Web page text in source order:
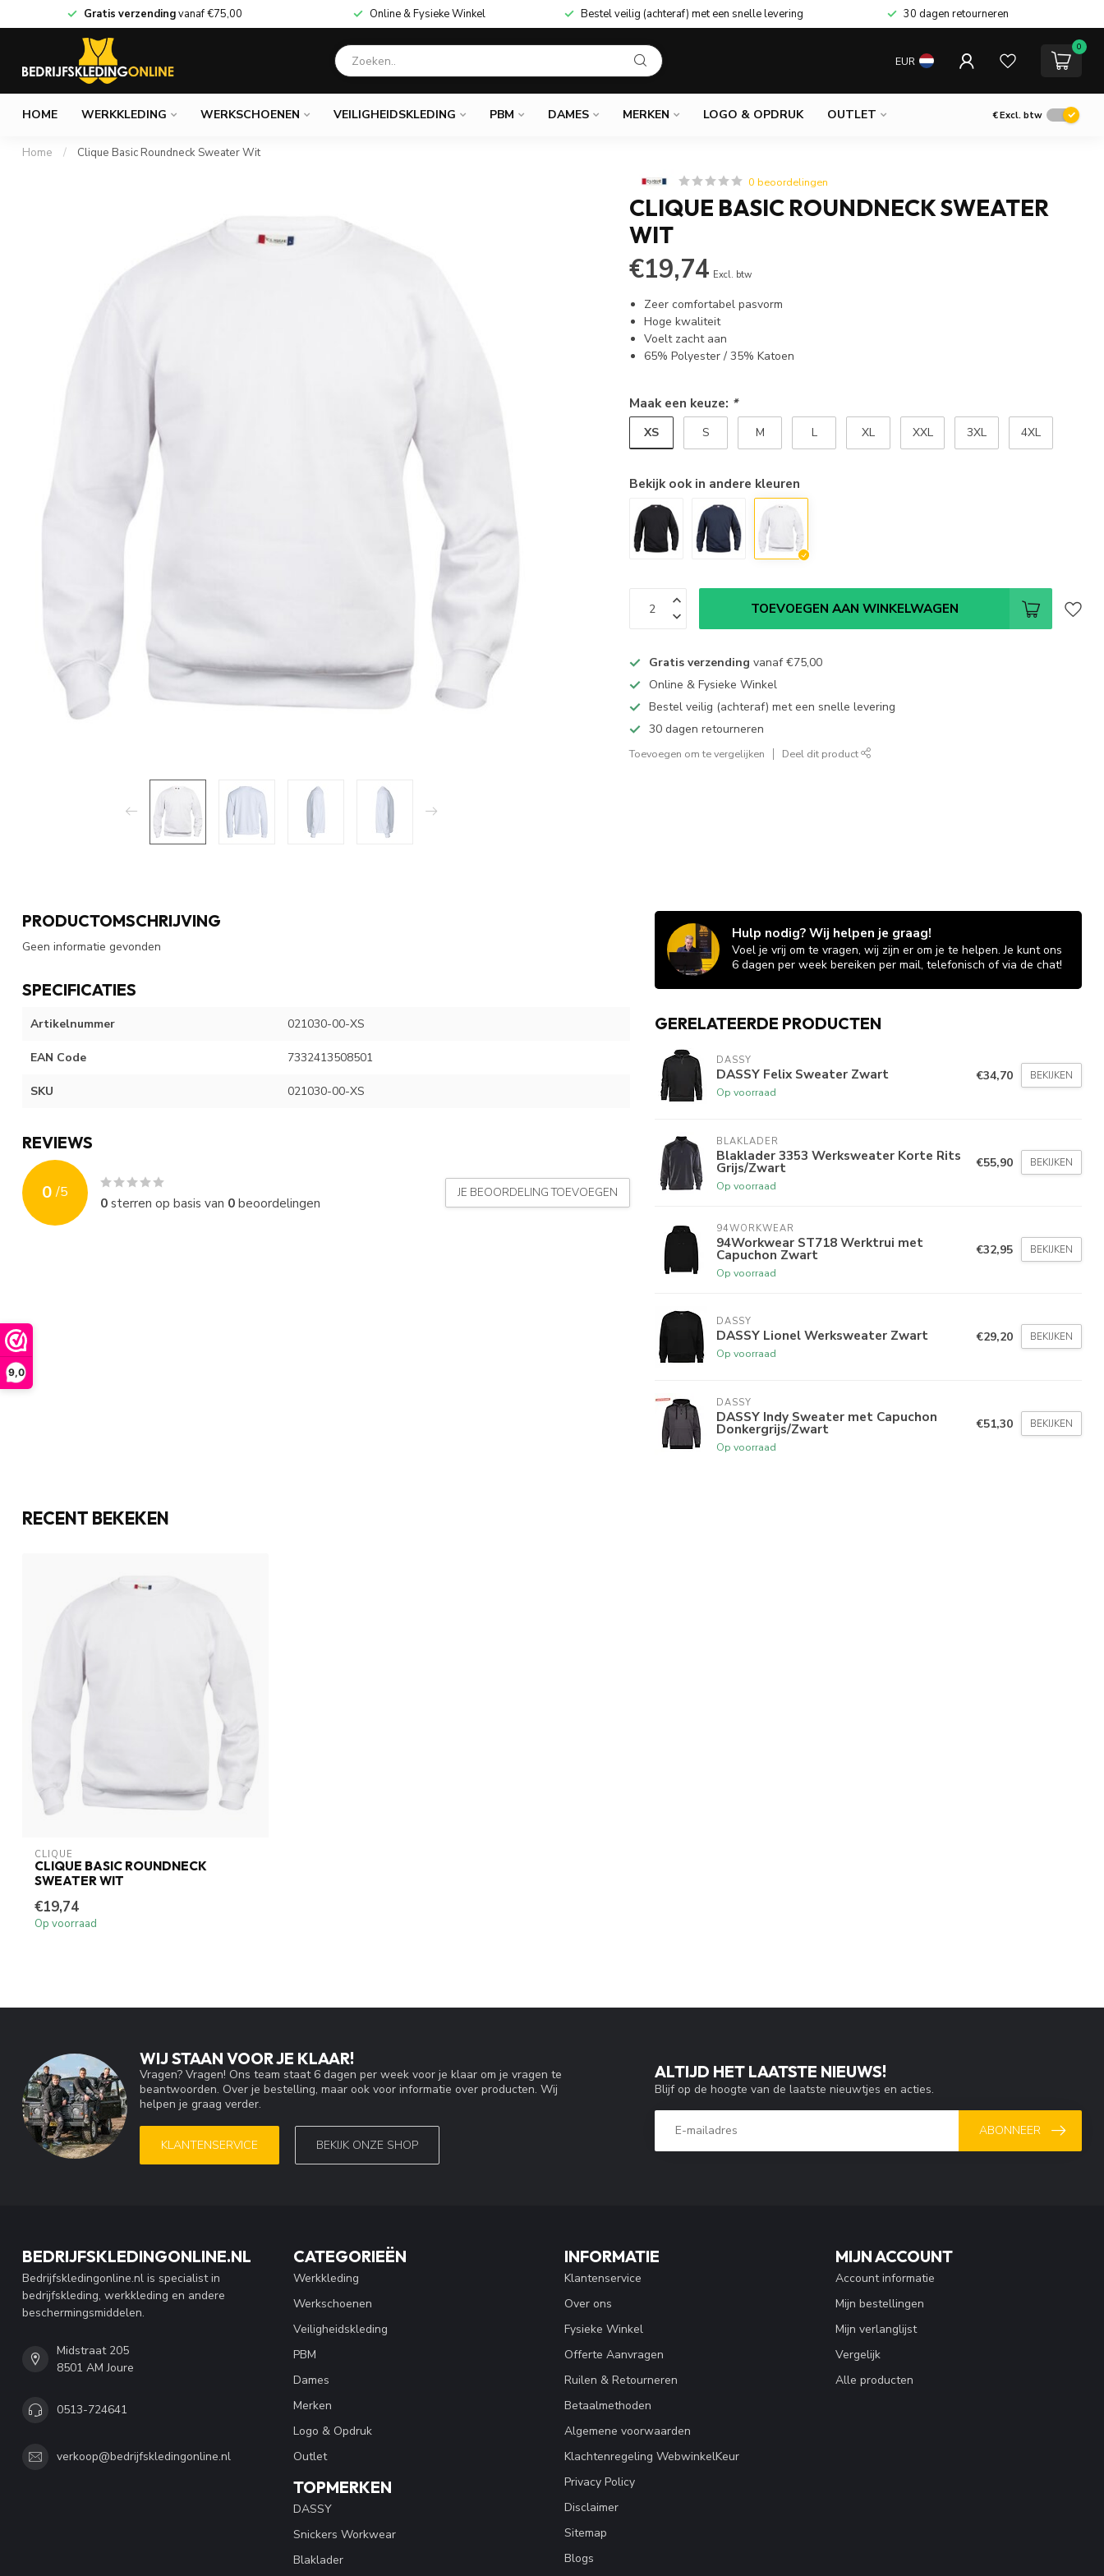
9,0
Gratis verzendingvanaf€75,00 Online & Fysieke Winkel Bestel veilig (achteraf) met een snelle levering 30 dagen retourneren
EUR
0
HOME WERKKLEDING WERKSCHOENEN VEILIGHEIDSKLEDING PBM DAMES MERKEN LOGO & OPDRUK OUTLET €Excl. btw
Home / Clique Basic Roundneck Sweater Wit
0 beoordelingen
CLIQUE BASIC ROUNDNECK SWEATER
WIT
€19,74 Excl. btw
Zeer comfortabel pasvorm
Hoge kwaliteit
Voelt zacht aan
65% Polyester / 35% Katoen
Maak een keuze: *
XS S M L XL XXL 3XL 4XL
Bekijk ook in andere kleuren
TOEVOEGEN AAN WINKELWAGEN
Gratis verzending vanaf€75,00
Online & Fysieke Winkel
Bestel veilig (achteraf) met een snelle levering
30 dagen retourneren
Toevoegen om te vergelijken Deel dit product
PRODUCTOMSCHRIJVING
Geen informatie gevonden
SPECIFICATIES
Artikelnummer 021030-00-XS
EAN Code 7332413508501
SKU 021030-00-XS
REVIEWS
0 /5
0sterren op basis van 0beoordelingen
JE BEOORDELING TOEVOEGEN
Hulp nodig? Wij helpen je graag!
Voel je vrij om te vragen, wij zijn er om je te helpen. Je kunt ons
6 dagen per week bereiken per mail, telefonisch of via de chat!
GERELATEERDE PRODUCTEN
DASSY
DASSY Felix Sweater Zwart
Op voorraad
€34,70 BEKIJKEN
BLAKLADER
Blaklader 3353 Werksweater Korte Rits
Grijs/Zwart
Op voorraad
€55,90 BEKIJKEN
94WORKWEAR
94Workwear ST718 Werktrui met
Capuchon Zwart
Op voorraad
€32,95 BEKIJKEN
DASSY
DASSY Lionel Werksweater Zwart
Op voorraad
€29,20 BEKIJKEN
DASSY
DASSY Indy Sweater met Capuchon
Donkergrijs/Zwart
Op voorraad
€51,30 BEKIJKEN
RECENT BEKEKEN
CLIQUE
CLIQUE BASIC ROUNDNECK
SWEATER WIT
€19,74
Op voorraad
WIJ STAAN VOOR JE KLAAR!
Vragen? Vragen! Ons team staat 6 dagen per week voor je klaar om je vragen te
beantwoorden. Over je bestelling, maar ook voor informatie over producten. Wij
helpen je graag verder.
KLANTENSERVICE BEKIJK ONZE SHOP
ALTIJD HET LAATSTE NIEUWS!
Blijf op de hoogte van de laatste nieuwtjes en acties.
ABONNEER
BEDRIJFSKLEDINGONLINE.NL
Bedrijfskledingonline.nl is specialist in
bedrijfskleding, werkkleding en andere
beschermingsmiddelen.
Midstraat 205
8501 AM Joure
0513-724641
verkoop@bedrijfskledingonline.nl
CATEGORIEËN
Werkkleding
Werkschoenen
Veiligheidskleding
PBM
Dames
Merken
Logo & Opdruk
Outlet
TOPMERKEN
DASSY
Snickers Workwear
Blaklader
INFORMATIE
Klantenservice
Over ons
Fysieke Winkel
Offerte Aanvragen
Ruilen & Retourneren
Betaalmethoden
Algemene voorwaarden
Klachtenregeling WebwinkelKeur
Privacy Policy
Disclaimer
Sitemap
Blogs
MIJN ACCOUNT
Account informatie
Mijn bestellingen
Mijn verlanglijst
Vergelijk
Alle producten